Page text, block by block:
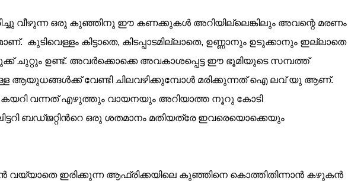
വീഴുന്ന ഒരു കുഞ്ഞിനു ഈ കണക്കുകള്‍ അറിയില്ലെങ്കിലും അവന്റെ മരണം
കിട്ടാതെ, കിടപ്പാടമില്ലാതെ, ഉണ്ണാനും ഉടുക്കാനും ഇല്ലാതെ
ചുറ്റും ഉണ്ട്. അവര്‍ക്കൊക്കെ അവകാശപ്പെട്ട ഈ ഭൂമിയുടെ സമ്പത്ത്
ആയുധങ്ങള്‍ക്ക് വേണ്ടി ചിലവഴിക്കുമ്പോള്‍ മരിക്കുന്നത് ഐ ലവ് യു ആണ്.
കയറി വന്നത് എഴുത്തും വായനയും അറിയാത്ത നൂറു കോടി
ബഡ്ജറ്റിന്‍റെ ഒരു ശതമാനം മതിയത്രേ ഇവരെയൊക്കെയും
വയ്യാതെ ഇരിക്കുന്ന ആഫ്രിക്കയിലെ കുഞ്ഞിനെ കൊത്തിതിന്നാന്‍ കഴുകന്‍